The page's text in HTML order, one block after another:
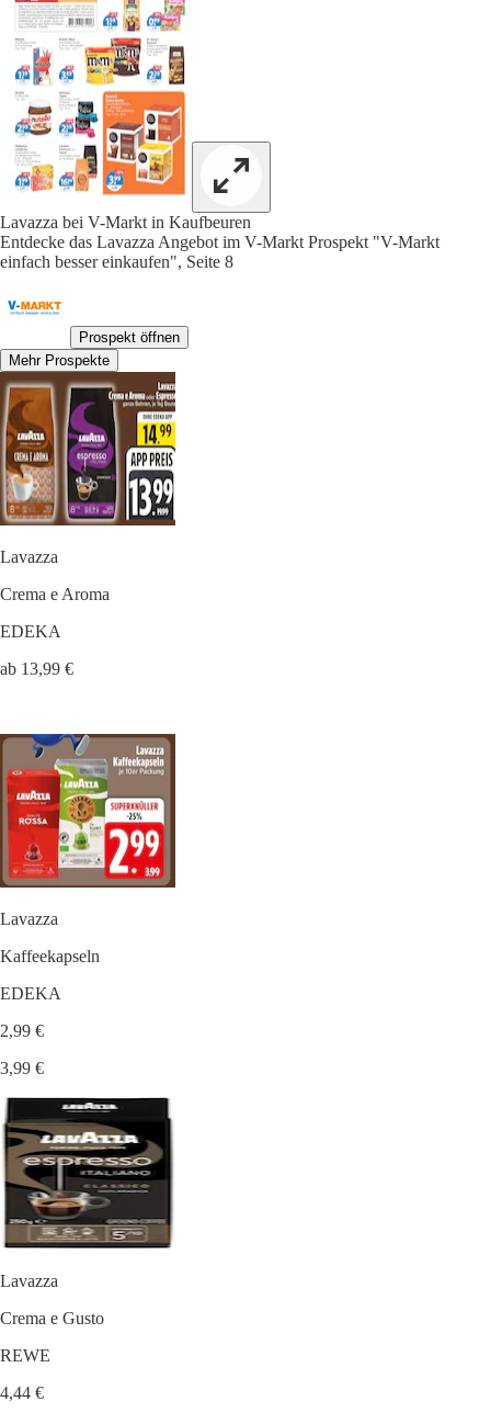
Lavazza bei V-Markt in Kaufbeuren
Entdecke das Lavazza Angebot im V-Markt Prospekt "V-Markt
einfach besser einkaufen", Seite 8
Prospekt öffnen
Mehr Prospekte
Lavazza
Crema e Aroma
EDEKA
ab 13,99 €
Lavazza
Kaffeekapseln
EDEKA
2,99 €
3,99 €
Lavazza
Crema e Gusto
REWE
4,44 €